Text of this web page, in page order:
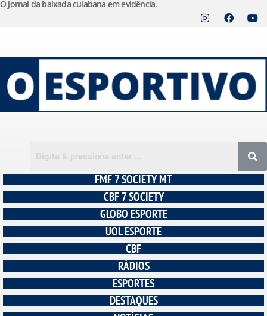
o
conteúdo
O jornal da baixada cuiabana em evidência.
FMF 7 SOCIETY MT
CBF 7 SOCIETY
GLOBO ESPORTE
UOL ESPORTE
CBF
RÁDIOS
ESPORTES
DESTAQUES